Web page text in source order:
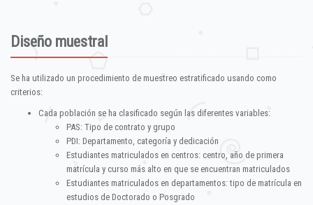
Diseño muestral
Se ha utilizado un procedimiento de muestreo estratificado usando como
criterios:
Cada población se ha clasificado según las diferentes variables:
PAS: Tipo de contrato y grupo
PDI: Departamento, categoría y dedicación
Estudiantes matriculados en centros: centro, año de primera
matrícula y curso más alto en que se encuentran matriculados
Estudiantes matriculados en departamentos: tipo de matrícula en
estudios de Doctorado o Posgrado